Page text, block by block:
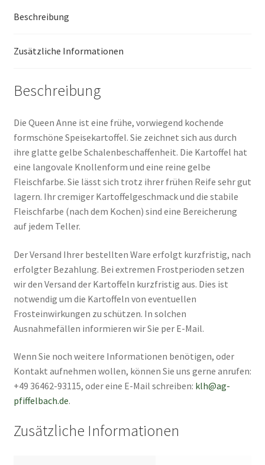
Beschreibung
Zusätzliche Informationen
Beschreibung
Die Queen Anne ist eine frühe, vorwiegend kochende
formschöne Speisekartoffel. Sie zeichnet sich aus durch
ihre glatte gelbe Schalenbeschaffenheit. Die Kartoffel hat
eine langovale Knollenform und eine reine gelbe
Fleischfarbe. Sie lässt sich trotz ihrer frühen Reife sehr gut
lagern. Ihr cremiger Kartoffelgeschmack und die stabile
Fleischfarbe (nach dem Kochen) sind eine Bereicherung
auf jedem Teller.
Der Versand Ihrer bestellten Ware erfolgt kurzfristig, nach
erfolgter Bezahlung. Bei extremen Frostperioden setzen
wir den Versand der Kartoffeln kurzfristig aus. Dies ist
notwendig um die Kartoffeln von eventuellen
Frosteinwirkungen zu schützen. In solchen
Ausnahmefällen informieren wir Sie per E-Mail.
Wenn Sie noch weitere Informationen benötigen, oder
Kontakt aufnehmen wollen, können Sie uns gerne anrufen:
+49 36462-93115, oder eine E-Mail schreiben: klh@ag-
pfiffelbach.de.
Zusätzliche Informationen